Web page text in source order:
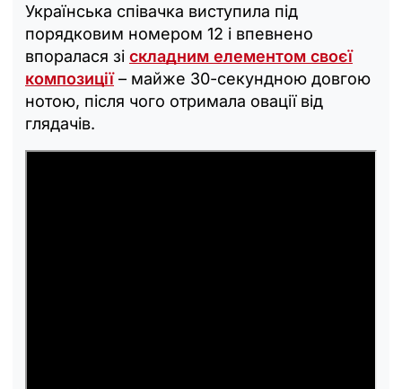
Українська співачка виступила під
порядковим номером 12 і впевнено
впоралася зі складним елементом своєї
композиції– майже 30-секундною довгою
нотою, після чого отримала овації від
глядачів.